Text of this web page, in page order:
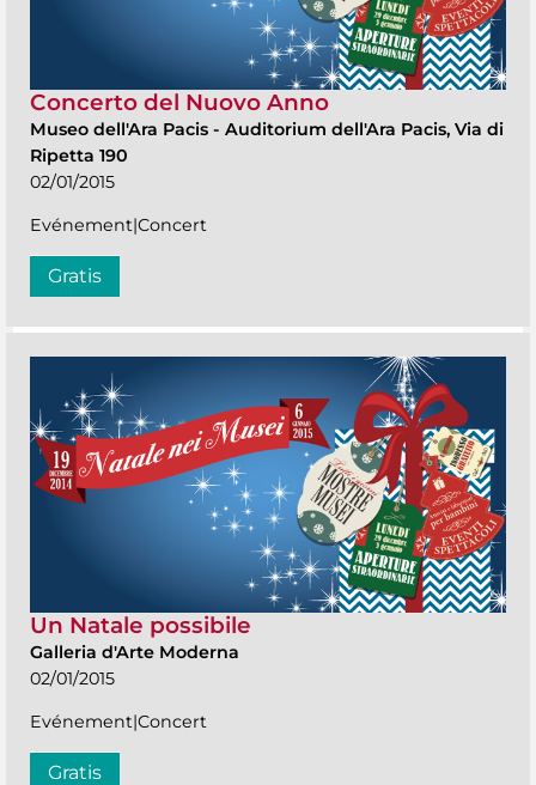
Concerto del Nuovo Anno
Museo dell'Ara Pacis - Auditorium dell'Ara Pacis, Via di
Ripetta 190
02/01/2015
Evénement|Concert
Gratis
Un Natale possibile
Galleria d'Arte Moderna
02/01/2015
Evénement|Concert
Gratis